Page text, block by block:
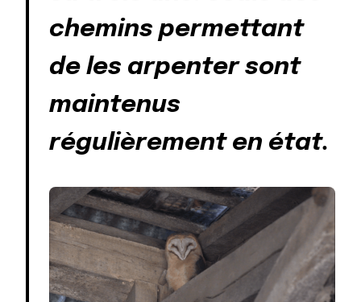
chemins permettant
de les arpenter sont
maintenus
régulièrement en état.